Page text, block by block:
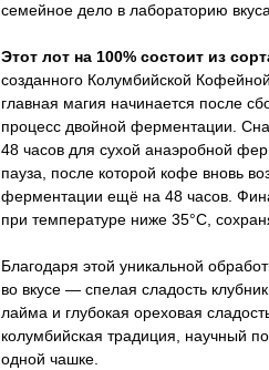
семейное дело в лабораторию
Этот лот на 100% состоит из
созданного Колумбийской
главная магия начинается после
процесс двойной ферментации.
48 часов для сухой анаэробной
пауза, после которой кофе вновь
ферментации ещё на 48 часов.
при температуре ниже 35°C,
Благодаря этой уникальной
во вкусе — спелая сладость
лайма и глубокая ореховая
колумбийская традиция, научный
одной чашке.